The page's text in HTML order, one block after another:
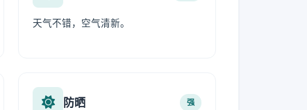
天气不错，空气清新。
防晒 强